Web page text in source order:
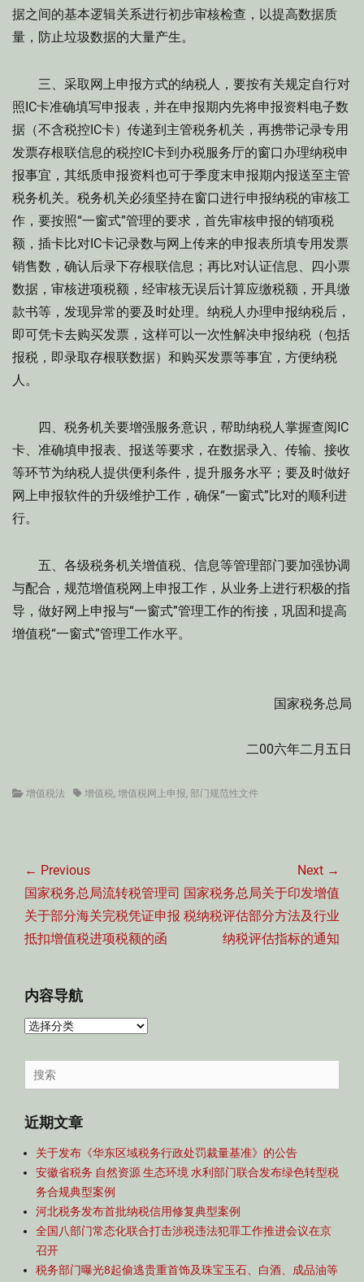
据之间的基本逻辑关系进行初步审核检查，以提高数据质
量，防止垃圾数据的大量产生。
三、采取网上申报方式的纳税人，要按有关规定自行对
照IC卡准确填写申报表，并在申报期内先将申报资料电子数
据（不含税控IC卡）传递到主管税务机关，再携带记录专用
发票存根联信息的税控IC卡到办税服务厅的窗口办理纳税申
报事宜，其纸质申报资料也可于季度末申报期内报送至主管
税务机关。税务机关必须坚持在窗口进行申报纳税的审核工
作，要按照“一窗式”管理的要求，首先审核申报的销项税
额，插卡比对IC卡记录数与网上传来的申报表所填专用发票
销售数，确认后录下存根联信息；再比对认证信息、四小票
数据，审核进项税额，经审核无误后计算应缴税额，开具缴
款书等，发现异常的要及时处理。纳税人办理申报纳税后，
即可凭卡去购买发票，这样可以一次性解决申报纳税（包括
报税，即录取存根联数据）和购买发票等事宜，方便纳税
人。
四、税务机关要增强服务意识，帮助纳税人掌握查阅IC
卡、准确填申报表、报送等要求，在数据录入、传输、接收
等环节为纳税人提供便利条件，提升服务水平；要及时做好
网上申报软件的升级维护工作，确保“一窗式”比对的顺利进
行。
五、各级税务机关增值税、信息等管理部门要加强协调
与配合，规范增值税网上申报工作，从业务上进行积极的指
导，做好网上申报与“一窗式”管理工作的衔接，巩固和提高
增值税“一窗式”管理工作水平。
国家税务总局
二00六年二月五日
Categories
增值税法 Tags增值税, 增值税网上申报, 部门规范性文件
章
导
航
← Previous
Previous
post:
国家税务总局流转税管理司
关于部分海关完税凭证申报
抵扣增值税进项税额的函
Next →
Next
post:
国家税务总局关于印发增值
税纳税评估部分方法及行业
纳税评估指标的通知
内容导航
内
导
航
Search
for:
近期文章
关于发布《华东区域税务行政处罚裁量基准》的公告
安徽省税务 自然资源 生态环境 水利部门联合发布绿色转型税
务合规典型案例
河北税务发布首批纳税信用修复典型案例
全国八部门常态化联合打击涉税违法犯罪工作推进会议在京
召开
税务部门曝光8起偷逃贵重首饰及珠宝玉石、白酒、成品油等